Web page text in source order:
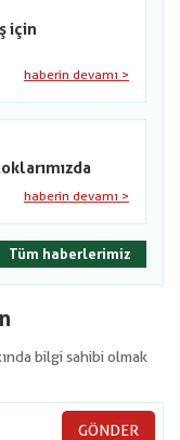
için
haberin devamı >
haberin devamı >
Tüm haberlerimiz
bilgi sahibi olmak
GÖNDER